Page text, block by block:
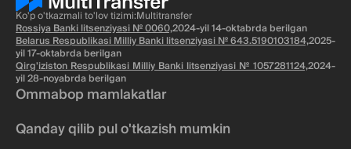
Ko'p o'tkazmali to'lov tizimi:Multitransfer
Rossiya Banki litsenziyasi № 0060,2024-yil 14-oktabrda berilgan
Belarus Respublikasi Milliy Banki litsenziyasi № 643.5190103184,2025-
yil 17-oktabrda berilgan
Qirg'iziston Respublikasi Milliy Banki litsenziyasi № 1057281124,2024-
yil 28-noyabrda berilgan
Ommabop mamlakatlar
Qanday qilib pul o'tkazish mumkin